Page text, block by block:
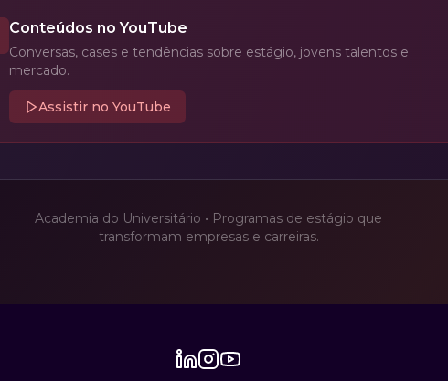
Conteúdos no YouTube
Conversas, cases e tendências sobre estágio, jovens talentos e
mercado.
Assistir no YouTube
Academia do Universitário • Programas de estágio que
transformam empresas e carreiras.